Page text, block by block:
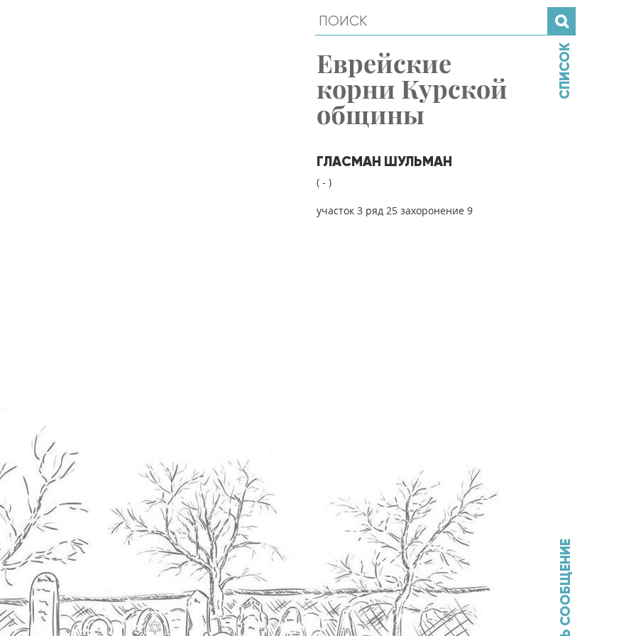
Еврейские
корни Курской
общины
ГЛАСМАН ШУЛЬМАН
( - )
участок 3 ряд 25 захоронение 9
СПИСОК